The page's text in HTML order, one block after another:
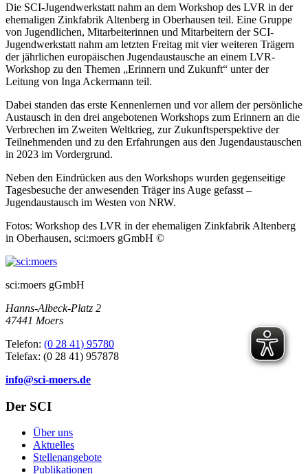
Die SCI-Jugendwerkstatt nahm an dem Workshop des LVR in der
ehemaligen Zinkfabrik Altenberg in Oberhausen teil. Eine Gruppe
von Jugendlichen, Mitarbeiterinnen und Mitarbeitern der SCI-
Jugendwerkstatt nahm am letzten Freitag mit vier weiteren Trägern
der jährlichen europäischen Jugendaustausche an einem LVR-
Workshop zu den Themen „Erinnern und Zukunft“ unter der
Leitung von Inga Ackermann teil.
Dabei standen das erste Kennenlernen und vor allem der persönliche
Austausch in den drei angebotenen Workshops zum Erinnern an die
Verbrechen im Zweiten Weltkrieg, zur Zukunftsperspektive der
Teilnehmenden und zu den Erfahrungen aus den Jugendaustauschen
in 2023 im Vordergrund.
Neben den Eindrücken aus den Workshops wurden gegenseitige
Tagesbesuche der anwesenden Träger ins Auge gefasst –
Jugendaustausch im Westen von NRW.
Fotos: Workshop des LVR in der ehemaligen Zinkfabrik Altenberg
in Oberhausen, sci:moers gGmbH ©
sci:moers gGmbH
Hanns-Albeck-Platz 2
47441 Moers
Telefon: (0 28 41) 95780
Telefax: (0 28 41) 957878
info@sci-moers.de
Der SCI
Über uns
Aktuelles
Stellenangebote
Publikationen